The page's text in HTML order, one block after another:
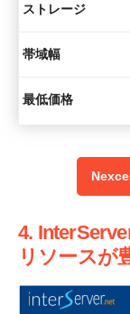
ストレージ
帯域幅
最低価格
4.
リソースが